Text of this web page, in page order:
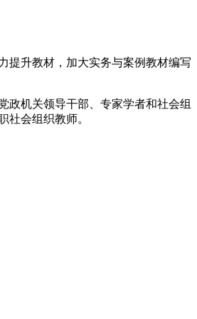
提升教材，加大实务与案例教材编写
政机关领导干部、专家学者和社会组
社会组织教师。